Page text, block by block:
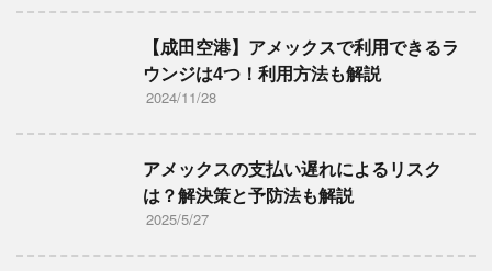
【成田空港】アメックスで利用できるラ
ウンジは4つ！利用方法も解説
2024/11/28
アメックスの支払い遅れによるリスク
は？解決策と予防法も解説
2025/5/27